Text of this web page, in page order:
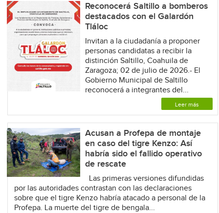
Reconocerá Saltillo a bomberos
destacados con el Galardón
Tláloc
Invitan a la ciudadanía a proponer
personas candidatas a recibir la
distinción Saltillo, Coahuila de
Zaragoza; 02 de julio de 2026.- El
Gobierno Municipal de Saltillo
reconocerá a integrantes del...
Leer más
Acusan a Profepa de montaje
en caso del tigre Kenzo: Así
habría sido el fallido operativo
de rescate
Las primeras versiones difundidas
por las autoridades contrastan con las declaraciones
sobre que el tigre Kenzo habría atacado a personal de la
Profepa. La muerte del tigre de bengala...